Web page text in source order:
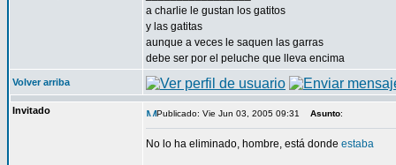
a charlie le gustan los gatitos
y las gatitas
aunque a veces le saquen las garras
debe ser por el peluche que lleva encima
Volver arriba
Invitado Publicado: Vie Jun 03, 2005 09:31 Asunto:
No lo ha eliminado, hombre, está donde estaba